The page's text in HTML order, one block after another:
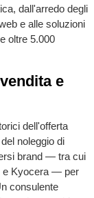
dall'arredo degli
e alle soluzioni
oltre 5.000
e
dell'offerta
noleggio di
brand — tra cui
e Kyocera — per
consulente